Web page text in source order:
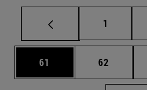
Página
1
Página
61 Página
62